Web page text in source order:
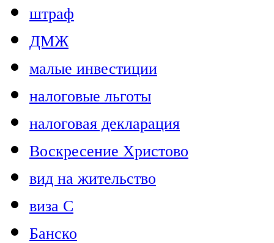
штраф
ДМЖ
малые инвестиции
налоговые льготы
налоговая декларация
Воскресение Христово
вид на жительство
виза C
Банско